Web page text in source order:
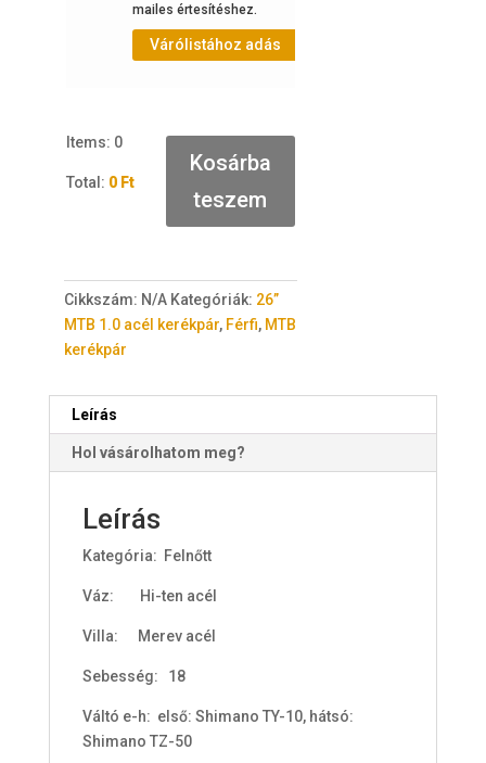
mailes értesítéshez.
Várólistához adás
Items: 0
Total : 0 Ft
e
m
s
.
o
u
Kosárba
teszem
Cikkszám: N/A Kategóriák: 26”
MTB 1.0 acél kerékpár, Férfi, MTB
kerékpár
Leírás
Hol vásárolhatom meg?
Leírás
Kategória: Felnőtt
Váz: Hi-ten acél
Villa: Merev acél
Sebesség: 18
Váltó e-h: első: Shimano TY-10, hátsó:
Shimano TZ-50